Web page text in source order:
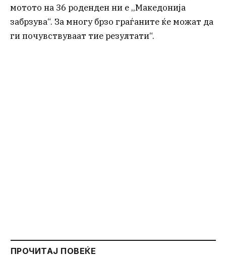
мотото на 36 роденден ни е ,,Македонија
забрзува“. За многу брзо граѓаните ќе можат да
ги почувствуваат тие резултати“.
ПРОЧИТАЈ ПОВЕЌЕ